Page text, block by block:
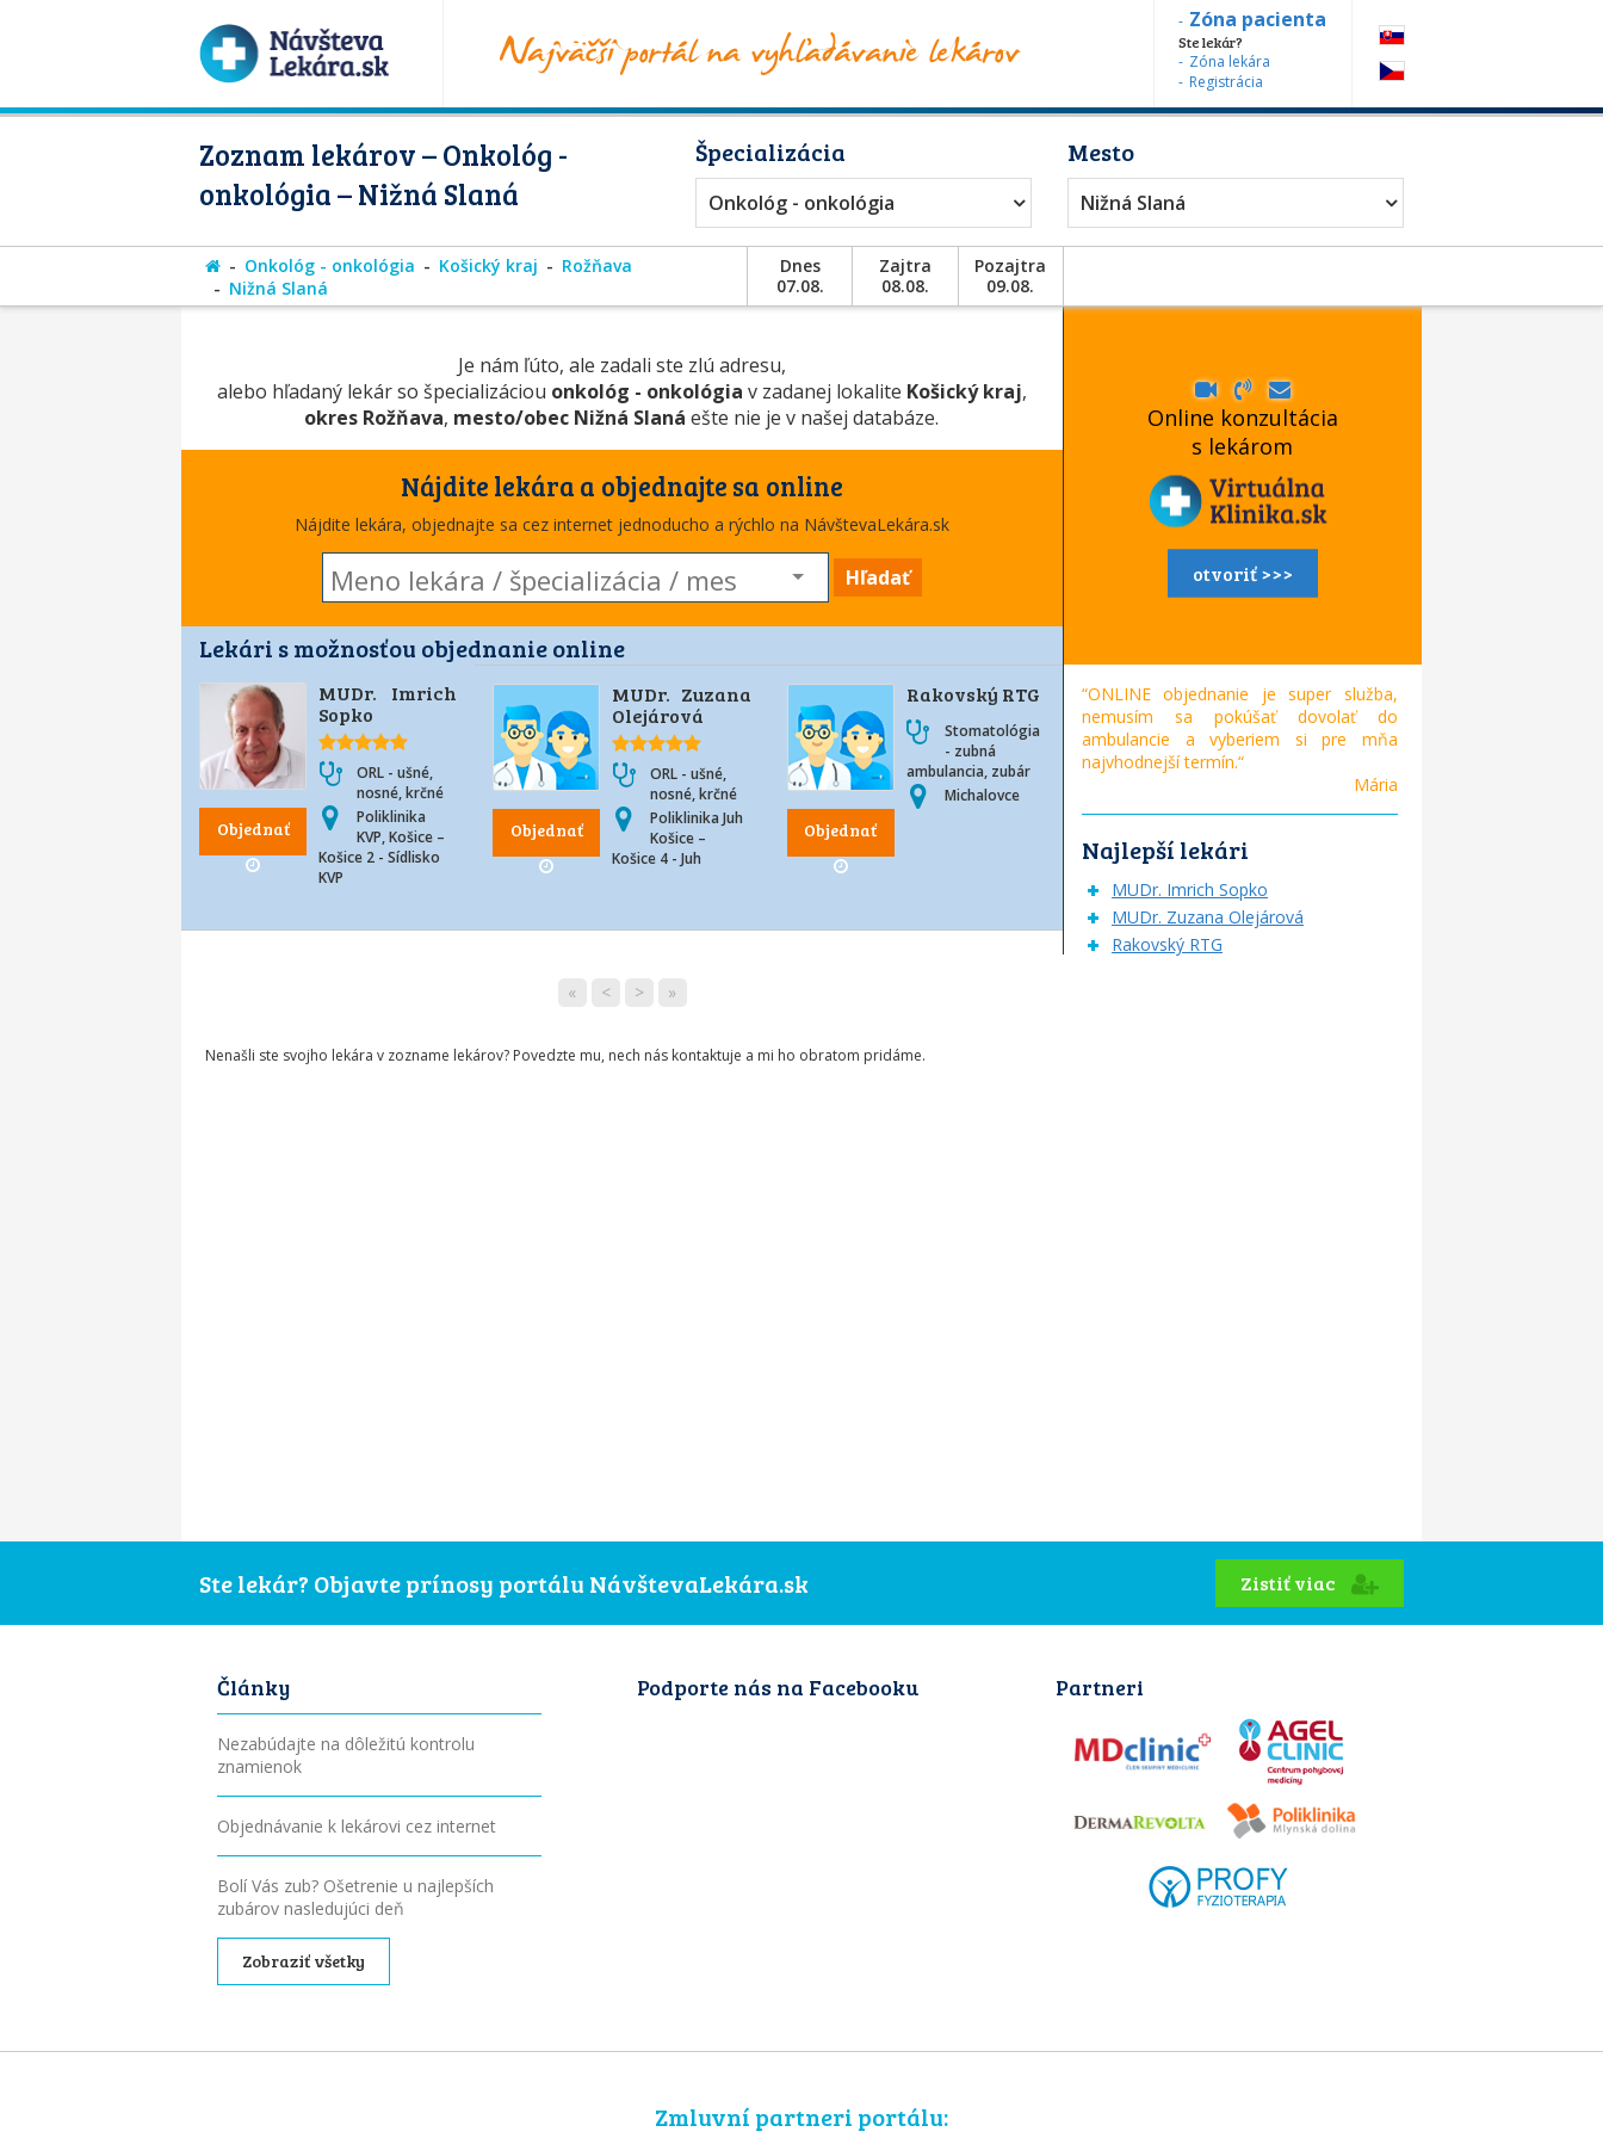
Zóna pacienta
Ste lekár?
Zóna lekára
Registrácia
Zoznam lekárov – Onkológ -
onkológia – Nižná Slaná
Špecializácia
Onkológ - onkológia
Mesto
Nižná Slaná
Onkológ - onkológia Košický kraj
Rožňava
Nižná Slaná
Dnes
07.08.
Zajtra
08.08.
Pozajtra
09.08.
Je nám ľúto, ale zadali ste zlú adresu,
alebo hľadaný lekár so špecializáciou onkológ - onkológia v zadanej lokalite Košický kraj,
okres Rožňava, mesto/obec Nižná Slaná ešte nie je v našej databáze.
Nájdite lekára a objednajte sa online
Nájdite lekára, objednajte sa cez internet jednoducho a rýchlo na NávštevaLekára.sk
Hľadať
Lekári s možnosťou objednanie online
Objednať
MUDr. Imrich
Sopko
ORL - ušné,
nosné, krčné
Poliklinika
KVP, Košice –
Košice 2 - Sídlisko
KVP
Objednať
MUDr. Zuzana
Olejárová
ORL - ušné,
nosné, krčné
Poliklinika Juh
Košice –
Košice 4 - Juh
Objednať
Rakovský RTG
Stomatológia
- zubná
ambulancia, zubár
Michalovce
« < > »
Nenašli ste svojho lekára v zozname lekárov? Povedzte mu, nech nás kontaktuje a mi ho obratom pridáme.
Online konzultácia
s lekárom
otvoriť >>>
“ONLINE objednanie je super služba,
nemusím sa pokúšať dovolať do
ambulancie a vyberiem si pre mňa
najvhodnejší termín.“
Mária
Najlepší lekári
MUDr. Imrich Sopko
MUDr. Zuzana Olejárová
Rakovský RTG
Ste lekár? Objavte prínosy portálu NávštevaLekára.sk Zistiť viac
Články
Nezabúdajte na dôležitú kontrolu
znamienok
Objednávanie k lekárovi cez internet
Bolí Vás zub? Ošetrenie u najlepších
zubárov nasledujúci deň
Zobraziť všetky
Podporte nás na Facebooku Partneri
Zmluvní partneri portálu: